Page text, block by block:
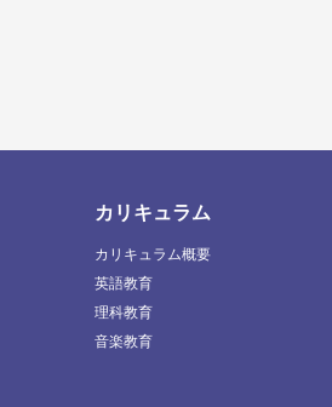
カリキュラム
カリキュラム概要
英語教育
理科教育
音楽教育